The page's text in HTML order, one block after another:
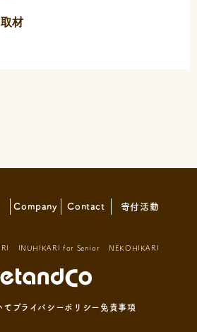
材
Company Contact 寄付活動
INUHIKARI for Senior NEKOHIKARI
て プライバシーポリシー 免責事項